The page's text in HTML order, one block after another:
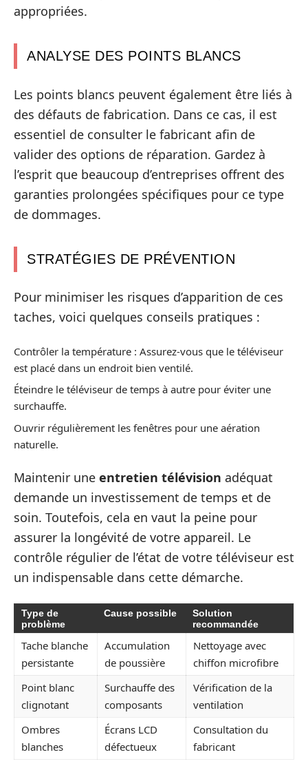
appropriées.
ANALYSE DES POINTS BLANCS
Les points blancs peuvent également être liés à
des défauts de fabrication. Dans ce cas, il est
essentiel de consulter le fabricant afin de
valider des options de réparation. Gardez à
l’esprit que beaucoup d’entreprises offrent des
garanties prolongées spécifiques pour ce type
de dommages.
STRATÉGIES DE PRÉVENTION
Pour minimiser les risques d’apparition de ces
taches, voici quelques conseils pratiques :
Contrôler la température : Assurez-vous que le téléviseur
est placé dans un endroit bien ventilé.
Éteindre le téléviseur de temps à autre pour éviter une
surchauffe.
Ouvrir régulièrement les fenêtres pour une aération
naturelle.
Maintenir une entretien télévision adéquat
demande un investissement de temps et de
soin. Toutefois, cela en vaut la peine pour
assurer la longévité de votre appareil. Le
contrôle régulier de l’état de votre téléviseur est
un indispensable dans cette démarche.
Type de
problème
Cause possible
Solution
recommandée
Tache blanche
persistante
Accumulation
de poussière
Nettoyage avec
chiffon microfibre
Point blanc
clignotant
Surchauffe des
composants
Vérification de la
ventilation
Ombres
blanches
Écrans LCD
défectueux
Consultation du
fabricant